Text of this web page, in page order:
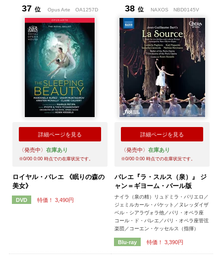
37 位 Opus ArteOA1257D
詳細ページを見る
〈発売中〉 在庫あり
※0/00 0:00時点での在庫状況です。
ロイヤル・バレエ 《眠りの森の
美女》
DVD 特価！ 3,490円
38 位 NAXOS NBD0145V
詳細ページを見る
〈発売中〉 在庫あり
※0/00 0:00時点での在庫状況です。
バレエ『ラ・スルス（泉）』 ジ
ャン＝ギヨーム・バール版
ナイラ（泉の精）リュドミラ・パリエロ／
ジェミルカール・パケット／ヌレッダイザ
ベル・シアラヴォラ他／パリ・オペラ座
コール・ド・バレエ／パリ・オペラ座管弦
楽団／コーエン・ケッセルス（指揮）
Blu-ray 特価！ 3,390円